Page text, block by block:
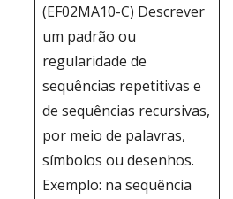
(EF02MA10-C) Descrever
um padrão ou
regularidade de
sequências repetitivas e
de sequências recursivas,
por meio de palavras,
símbolos ou desenhos.
Exemplo: na sequência